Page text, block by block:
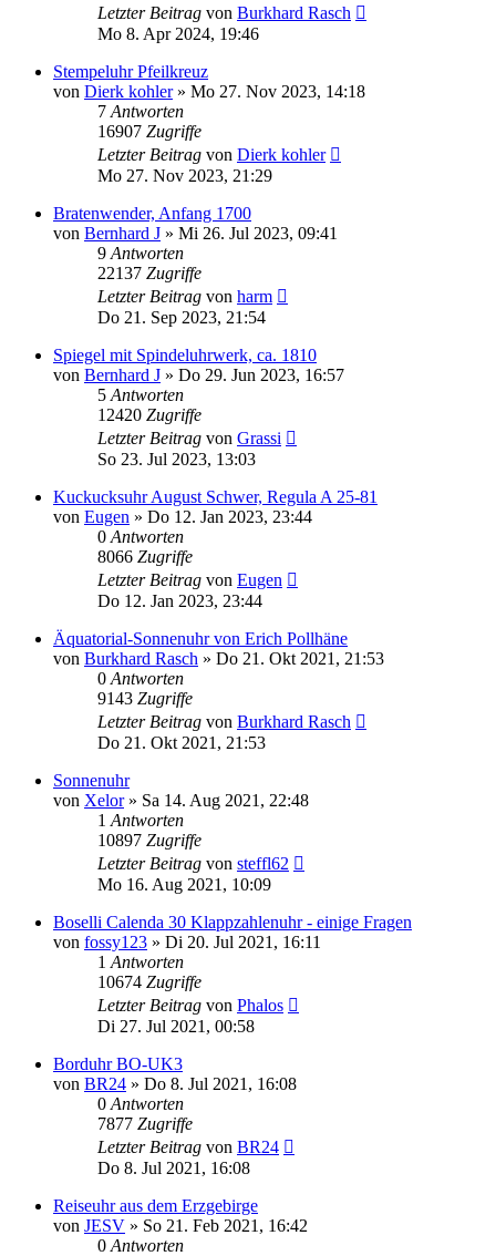
Letzter Beitrag von Burkhard Rasch
Mo 8. Apr 2024, 19:46
Stempeluhr Pfeilkreuz
von Dierk kohler» Mo 27. Nov 2023, 14:18
7 Antworten
16907 Zugriffe
Letzter Beitrag von Dierk kohler
Mo 27. Nov 2023, 21:29
Bratenwender, Anfang 1700
von Bernhard J » Mi 26. Jul 2023, 09:41
9 Antworten
22137 Zugriffe
Letzter Beitrag von harm
Do 21. Sep 2023, 21:54
Spiegel mit Spindeluhrwerk, ca. 1810
von Bernhard J » Do 29. Jun 2023, 16:57
5 Antworten
12420 Zugriffe
Letzter Beitrag von Grassi
So 23. Jul 2023, 13:03
Kuckucksuhr August Schwer, Regula A 25-81
von Eugen » Do 12. Jan 2023, 23:44
0 Antworten
8066 Zugriffe
Letzter Beitrag von Eugen
Do 12. Jan 2023, 23:44
Äquatorial-Sonnenuhr von Erich Pollhäne
von Burkhard Rasch » Do 21. Okt 2021, 21:53
0 Antworten
9143 Zugriffe
Letzter Beitrag von Burkhard Rasch
Do 21. Okt 2021, 21:53
Sonnenuhr
von Xelor» Sa 14. Aug 2021, 22:48
1 Antworten
10897 Zugriffe
Letzter Beitrag von steffl62
Mo 16. Aug 2021, 10:09
Boselli Calenda 30 Klappzahlenuhr - einige Fragen
von fossy123 » Di 20. Jul 2021, 16:11
1 Antworten
10674 Zugriffe
Letzter Beitrag von Phalos
Di 27. Jul 2021, 00:58
Borduhr BO-UK3
von BR24 » Do 8. Jul 2021, 16:08
0 Antworten
7877 Zugriffe
Letzter Beitrag von BR24
Do 8. Jul 2021, 16:08
Reiseuhr aus dem Erzgebirge
von JESV » So 21. Feb 2021, 16:42
0 Antworten